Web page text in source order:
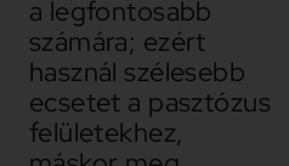
a legfontosabb
számára; ezért
használ szélesebb
ecsetet a pasztózus
felületekhez,